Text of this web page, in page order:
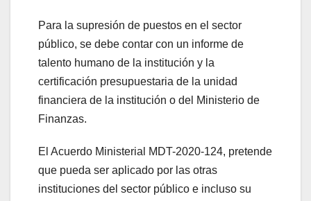
Para la supresión de puestos en el sector
público, se debe contar con un informe de
talento humano de la institución y la
certificación presupuestaria de la unidad
financiera de la institución o del Ministerio de
Finanzas.
El Acuerdo Ministerial MDT-2020-124, pretende
que pueda ser aplicado por las otras
instituciones del sector público e incluso su